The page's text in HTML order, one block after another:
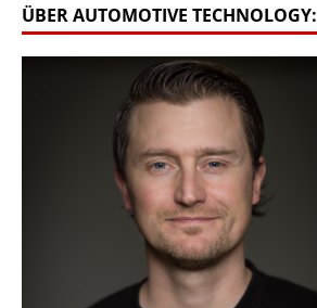
ÜBER AUTOMOTIVE TECHNOLOGY: